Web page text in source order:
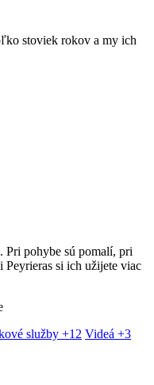
stoviek rokov a my ich
Pri pohybe sú pomalí, pri
si ich užijete viac
služby +12 Videá +3